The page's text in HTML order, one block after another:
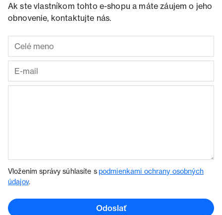
Ak ste vlastníkom tohto e-shopu a máte záujem o jeho
obnovenie, kontaktujte nás.
Vložením správy súhlasíte spodmienkami ochrany osobných
údajov.
Odoslať